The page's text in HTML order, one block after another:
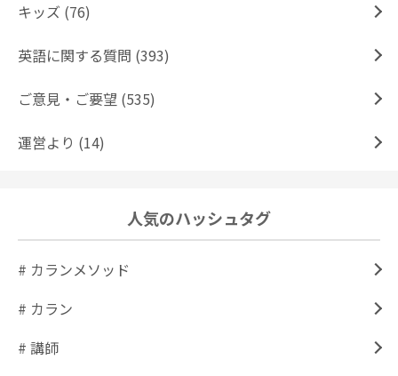
キッズ (76)
英語に関する質問 (393)
ご意見・ご要望 (535)
運営より (14)
人気のハッシュタグ
# カランメソッド
# カラン
# 講師